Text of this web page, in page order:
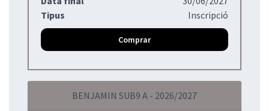
Tipus
Inscripció
Comprar
BENJAMIN SUB9 A - 2026/2027